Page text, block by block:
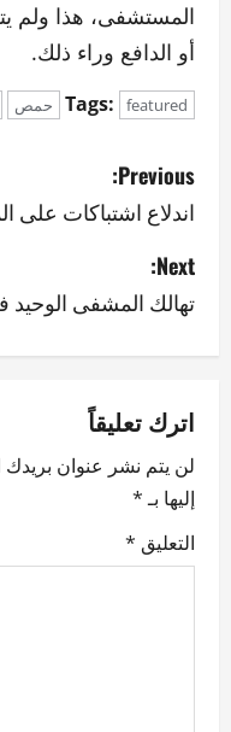
المستشفى، هذا ولم
أو الدافع وراء ذلك.
Tags: featured حمص
P
o
s
t
n
a
v
i
g
Previous:
اندلاع اشتباكات على
Next:
تهالك المشفى الوحيد
اترك تعليقاً
لن يتم نشر عنوان بريدك
إليها بـ*
التعليق *